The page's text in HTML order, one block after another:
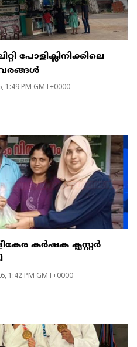
പോളിക്ലിനിക്കിലെ
1:49 PM GMT+0000
കർഷക ക്ലസ്റ്റർ
1:42 PM GMT+0000